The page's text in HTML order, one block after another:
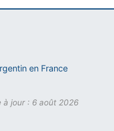
en France
à jour : 6 août 2026